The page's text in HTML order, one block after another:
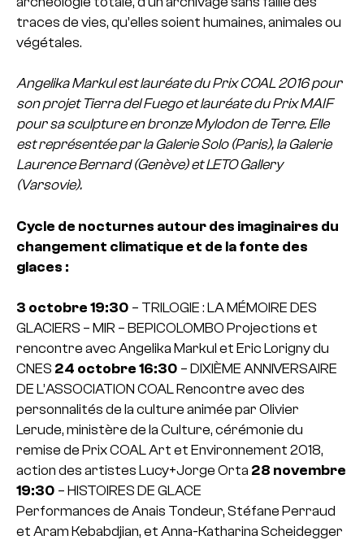
traces de vies, qu’elles soient humaines, animales ou
végétales.
Angelika Markul est lauréate du Prix COAL 2016 pour
son projet Tierra del Fuego et lauréate du Prix MAIF
pour sa sculpture en bronze Mylodon de Terre. Elle
est représentée par la Galerie Solo (Paris), la Galerie
Laurence Bernard (Genève) et LETO Gallery
(Varsovie).
Cycle de nocturnes autour des imaginaires du
changement climatique et de la fonte des
glaces :
3 octobre 19:30 – TRILOGIE : LA MÉMOIRE DES
GLACIERS – MIR – BEPICOLOMBO Projections et
rencontre avec Angelika Markul et Eric Lorigny du
CNES 24 octobre 16:30 – DIXIÈME ANNIVERSAIRE
DE L’ASSOCIATION COALRencontre avec des
personnalités de la culture animée par Olivier
Lerude, ministère de la Culture, cérémonie du
remise de Prix COAL Art et Environnement 2018,
action des artistes Lucy+Jorge Orta 28 novembre
19:30 – HISTOIRES DE GLACE
Performances de Anais Tondeur, Stéfane Perraud
et Aram Kebabdjian, et Anna-Katharina Scheidegger